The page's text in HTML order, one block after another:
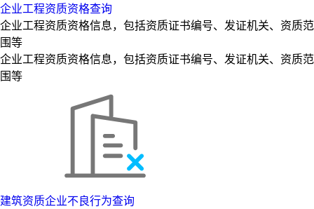
企业工程资质资格查询
企业工程资质资格信息，包括资质证书编号、发证机关、资质范
围等
企业工程资质资格信息，包括资质证书编号、发证机关、资质范
围等
建筑资质企业不良行为查询